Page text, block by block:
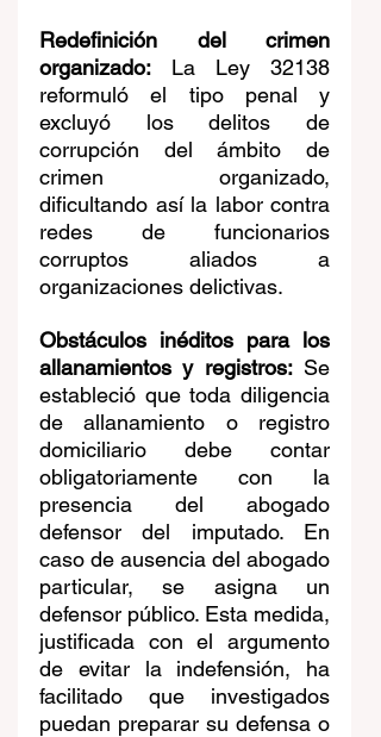
Redefinición del crimen
organizado: La Ley 32138
reformuló el tipo penal y
excluyó los delitos de
corrupción del ámbito de
crimen organizado,
dificultando así la labor contra
redes de funcionarios
corruptos aliados a
organizaciones delictivas.
Obstáculos inéditos para los
allanamientos y registros: Se
estableció que toda diligencia
de allanamiento o registro
domiciliario debe contar
obligatoriamente con la
presencia del abogado
defensor del imputado. En
caso de ausencia del abogado
particular, se asigna un
defensor público. Esta medida,
justificada con el argumento
de evitar la indefensión, ha
facilitado que investigados
puedan preparar su defensa o